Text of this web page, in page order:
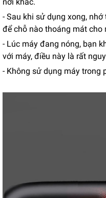
- Sau khi sử dụng xong,
để chỗ nào thoáng mát cho
- Lúc máy đang nóng, bạn
với máy, điều này là rất
- Không sử dụng máy trong